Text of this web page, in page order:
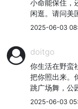
小命能保住，
闲逛。请问美
2025-06-03
doitgo
你生活在野蛮
把你照出来。
跳广场舞，公
2025-06-03